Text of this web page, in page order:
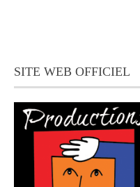
SITE WEB OFFICIEL